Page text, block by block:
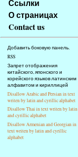
webu
základní
strana
Ссылки
О страницах
Contact us
Добавить боковую панель.
RSS
Запрет отображения
китайского, японского и
корейского языков латинским
алфавитом и кириллицей
Disallow Arabic and Persian in text
writen by latin and cyrillic alphabet
Disallow Thai in text writen by latin
and cyrillic alphabet
Disallow Armenian and Georgian in
text writen by latin and cyrillic
alphabet